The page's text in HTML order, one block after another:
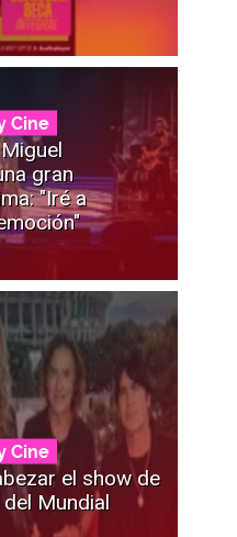
Cine
gran
"Iré a
Cine
el show de
Mundial